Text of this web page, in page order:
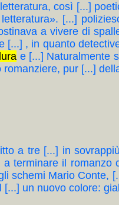
così [...]
[...]
a vivere di
[...] , in quanto
e [...] Naturalmente
romanziere, pur [...]
a tre [...] in
a terminare il romanzo
schemi Mario Conte,
[...] un nuovo colore: